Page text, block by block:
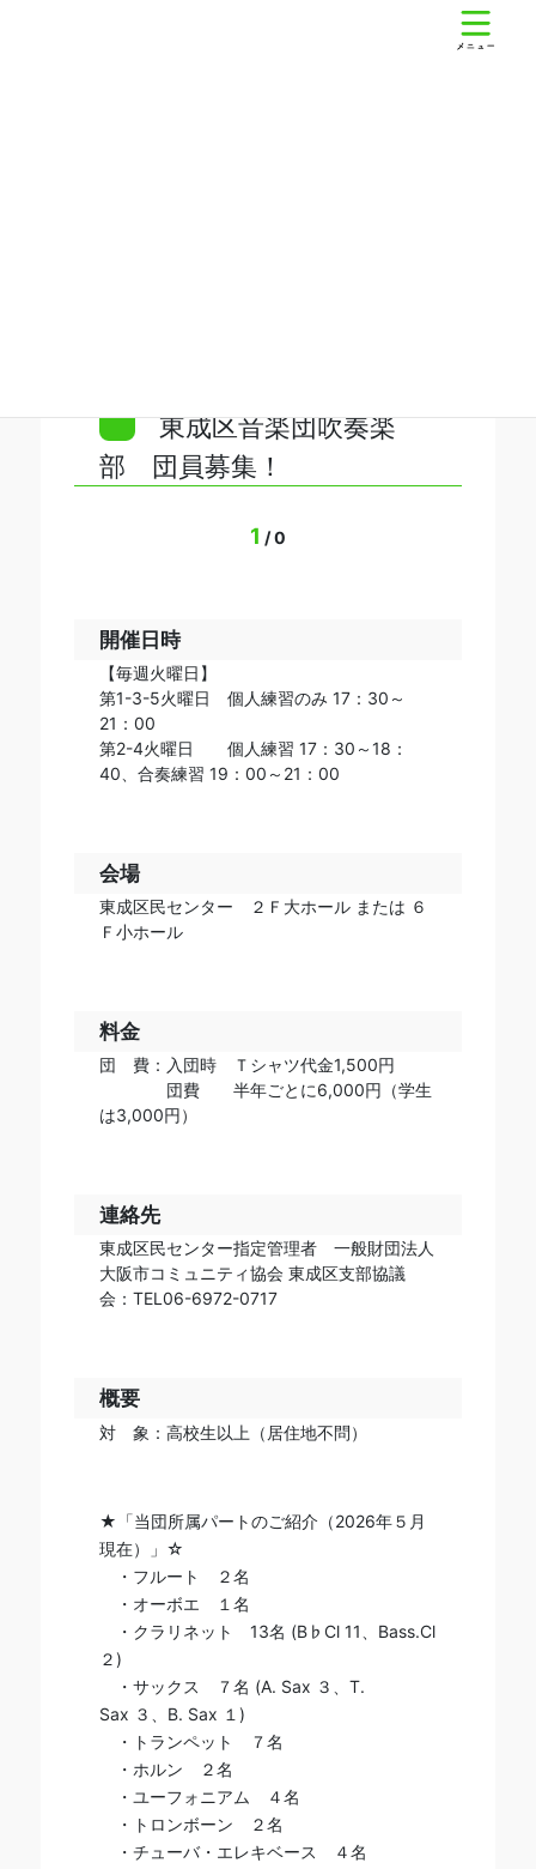
東成区音楽団吹奏楽
部 団員募集！
1 /0
開催日時
【毎週火曜日】
第1-3-5火曜日 個人練習のみ 17：30～
21：00
第2-4火曜日 個人練習 17：30～18：
40、合奏練習 19：00～21：00
会場
東成区民センター ２Ｆ大ホール または ６
Ｆ小ホール
料金
団 費：入団時 Ｔシャツ代金1,500円
団費 半年ごとに6,000円（学生
は3,000円）
連絡先
東成区民センター指定管理者 一般財団法人
大阪市コミュニティ協会 東成区支部協議
会：TEL06-6972-0717
概要
対 象：高校生以上（居住地不問）
★「当団所属パートのご紹介（2026年５ 月
現在）」☆
・フルート
２名
・オーボエ
１ 名
・クラリネット 13名 (B♭ Cl 11
Bass.Cl
２)
・サックス ７名 (A. Sax ３
、T.
Sax ３ 、B. Sax １)
・トランペット
７名
・ホルン
２名
・ユーフォニアム ４名
・トロンボーン ２名
・チューバ・エレキベース ４名